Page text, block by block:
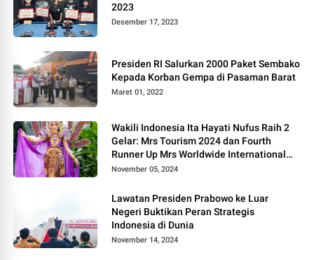
2023
Desember 17, 2023
Presiden RI Salurkan 2000 Paket Sembako
Kepada Korban Gempa di Pasaman Barat
Maret 01, 2022
Wakili Indonesia Ita Hayati Nufus Raih 2
Gelar: Mrs Tourism 2024 dan Fourth
Runner Up Mrs Worldwide International
2024, di Pemilihan Mrs Worldwide 2024
November 05, 2024
Lawatan Presiden Prabowo ke Luar
Negeri Buktikan Peran Strategis
Indonesia di Dunia
November 14, 2024